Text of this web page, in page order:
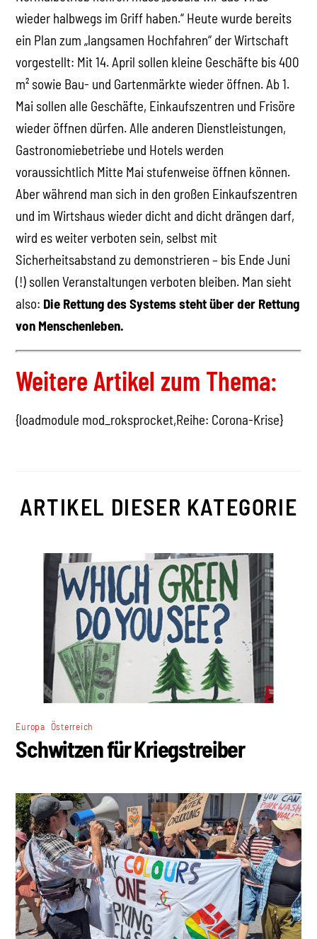
wieder halbwegs im Griff haben.“ Heute wurde bereits
ein Plan zum „langsamen Hochfahren“ der Wirtschaft
vorgestellt: Mit 14. April sollen kleine Geschäfte bis 400
m² sowie Bau- und Gartenmärkte wieder öffnen. Ab 1.
Mai sollen alle Geschäfte, Einkaufszentren und Frisöre
wieder öffnen dürfen. Alle anderen Dienstleistungen,
Gastronomiebetriebe und Hotels werden
voraussichtlich Mitte Mai stufenweise öffnen können.
Aber während man sich in den großen Einkaufszentren
und im Wirtshaus wieder dicht and dicht drängen darf,
wird es weiter verboten sein, selbst mit
Sicherheitsabstand zu demonstrieren – bis Ende Juni
(!) sollen Veranstaltungen verboten bleiben. Man sieht
also: Die Rettung des Systems steht über der Rettung
von Menschenleben.
Weitere Artikel zum Thema:
{loadmodule mod_roksprocket,Reihe: Corona-Krise}
ARTIKEL DIESER KATEGORIE
Europa Österreich
Schwitzen für Kriegstreiber